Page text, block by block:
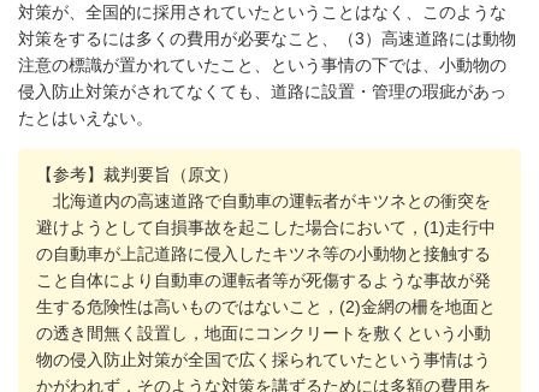
対策が、全国的に採用されていたということはなく、このような
対策をするには多くの費用が必要なこと、（3）高速道路には動物
注意の標識が置かれていたこと、という事情の下では、小動物の
侵入防止対策がされてなくても、道路に設置・管理の瑕疵があっ
たとはいえない。
【参考】裁判要旨（原文）
北海道内の高速道路で自動車の運転者がキツネとの衝突を
避けようとして自損事故を起こした場合において，(1)走行中
の自動車が上記道路に侵入したキツネ等の小動物と接触する
こと自体により自動車の運転者等が死傷するような事故が発
生する危険性は高いものではないこと，(2)金網の柵を地面と
の透き間無く設置し，地面にコンクリートを敷くという小動
物の侵入防止対策が全国で広く採られていたという事情はう
かがわれず，そのような対策を講ずるためには多額の費用を